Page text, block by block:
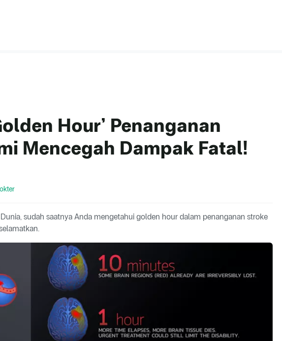
Hour’ Penanganan
Mencegah Dampak Fatal!
sudah saatnya Anda mengetahui golden hour dalam penanganan stroke